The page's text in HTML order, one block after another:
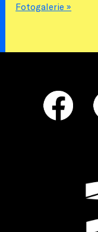
Fotogalerie »